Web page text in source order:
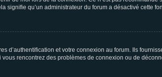
signifie qu’un administrateur du forum a désactivé cette
d’authentification et votre connexion au forum. Ils
rencontrez des problèmes de connexion ou de